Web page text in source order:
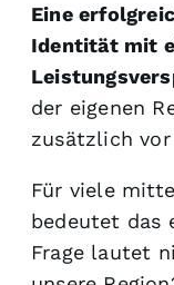
Eine
Identität mit
der eigenen
zusätzlich
Für viele
bedeutet das
Frage lautet